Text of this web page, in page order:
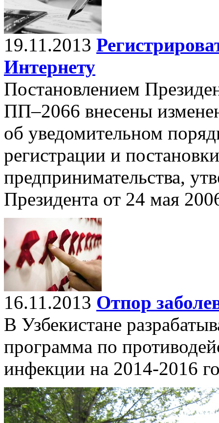
19.11.2013
Интернету
Постановлением
ПП–2066 внесены
об уведомительном
регистрации и
предпринимательства,
Президента от 24 мая
16.11.2013 Отпор
В Узбекистане
программа по
инфекции на 2014-2016